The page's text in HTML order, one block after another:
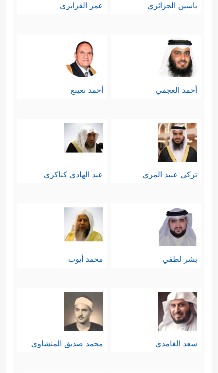
ياسين الجزائري عمر القزابري
أحمد العجمي أحمد نعينع
تركي عبيد المري عبد الهادي كناكري
بشر لطفي محمد أيوب
سعد الغامدي محمد صديق المنشاوي